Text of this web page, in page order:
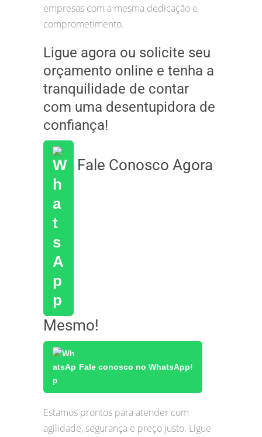
empresas com a mesma dedicação e
comprometimento.
Ligue agora ou solicite seu
orçamento online e tenha a
tranquilidade de contar
com uma desentupidora de
confiança!
Fale Conosco Agora
Mesmo!
Fale conosco no WhatsApp!
Estamos prontos para atender com
agilidade, segurança e preço justo. Ligue